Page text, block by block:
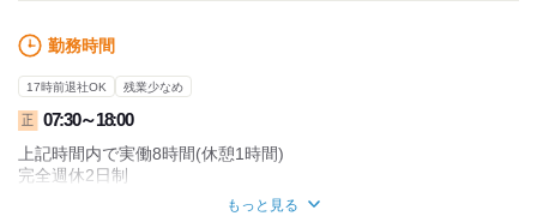
勤務時間
17時前退社OK 残業少なめ
正 07:30～18:00
上記時間内で実働8時間(休憩1時間)
完全週休2日制
もっと見る